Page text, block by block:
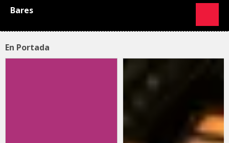
Bares
En Portada